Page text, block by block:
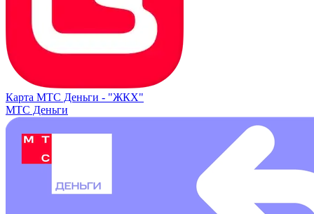
Карта МТС Деньги - "ЖКХ"
МТС Деньги